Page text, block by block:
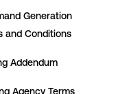
Generation
and Conditions
Addendum
Agency Terms